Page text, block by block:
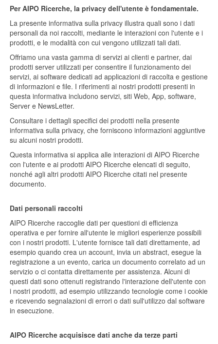
Per AIPO Ricerche, la privacy dell'utente è fondamentale.
La presente informativa sulla privacy illustra quali sono i dati
personali da noi raccolti, mediante le interazioni con l'utente e i
prodotti, e le modalità con cui vengono utilizzati tali dati.
Offriamo una vasta gamma di servizi ai clienti e partner, dai
prodotti server utilizzati per consentire il funzionamento dei
servizi, ai software dedicati ad applicazioni di raccolta e gestione
di informazioni e file. I riferimenti ai nostri prodotti presenti in
questa informativa includono servizi, siti Web, App, software,
Server e NewsLetter.
Consultare i dettagli specifici dei prodotti nella presente
informativa sulla privacy, che forniscono informazioni aggiuntive
su alcuni nostri prodotti.
Questa informativa si applica alle interazioni di AIPO Ricerche
con l'utente e ai prodotti AIPO Ricerche elencati di seguito,
nonché agli altri prodotti AIPO Ricerche citati nel presente
documento.
Dati personali raccolti
AIPO Ricerche raccoglie dati per questioni di efficienza
operativa e per fornire all'utente le migliori esperienze possibili
con i nostri prodotti. L'utente fornisce tali dati direttamente, ad
esempio quando crea un account, invia un abstract, esegue la
registrazione a un evento, carica un documento correlato ad un
servizio o ci contatta direttamente per assistenza. Alcuni di
questi dati sono ottenuti registrando l'interazione dell'utente con
i nostri prodotti, ad esempio utilizzando tecnologie come i cookie
e ricevendo segnalazioni di errori o dati sull'utilizzo dal software
in esecuzione.
AIPO Ricerche acquisisce dati anche da terze parti